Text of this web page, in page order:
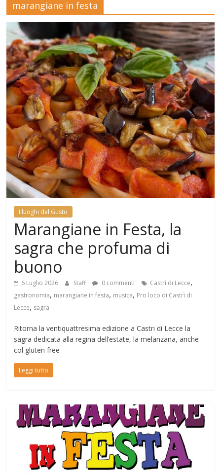
Mensile
di
arte,
cultura,
turismo
e
curiosità
marangiane in festa
I luoghi del Gusto
Marangiane in Festa, la
sagra che profuma di
buono
6 Luglio 2026 Staff 0 commenti Castrì di Lecce,
gastronomia, marangiane in festa, musica, Pro loco di Castrì di
Lecce, sagra
Ritorna la ventiquattresima edizione a Castri di Lecce la
sagra dedicata alla regina dell’estate, la melanzana, anche
col gluten free
Leggi tutto